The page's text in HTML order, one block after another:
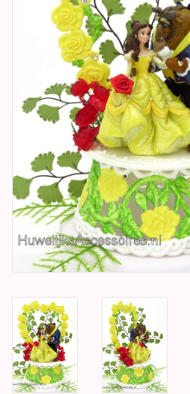
Jubileum
Geboorte, Doop en
SALE